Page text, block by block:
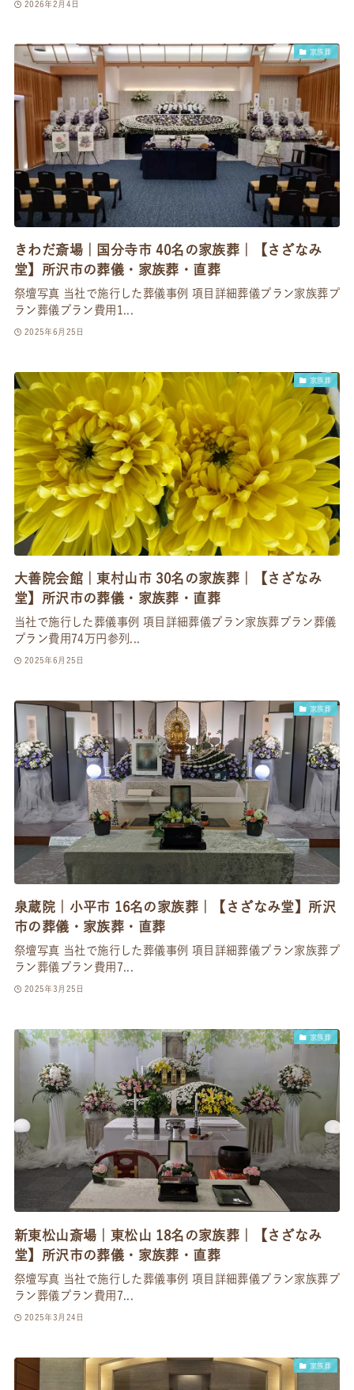
2026年2月4日
家族葬
きわだ斎場｜国分寺市 40名の家族葬｜【さざなみ
堂】所沢市の葬儀・家族葬・直葬
祭壇写真 当社で施行した葬儀事例 項目詳細葬儀プラン家族葬プ
ラン葬儀プラン費用1...
2025年6月25日
家族葬
大善院会館｜東村山市 30名の家族葬｜【さざなみ
堂】所沢市の葬儀・家族葬・直葬
当社で施行した葬儀事例 項目詳細葬儀プラン家族葬プラン葬儀
プラン費用74万円参列...
2025年6月25日
家族葬
泉蔵院｜小平市 16名の家族葬｜【さざなみ堂】所沢
市の葬儀・家族葬・直葬
祭壇写真 当社で施行した葬儀事例 項目詳細葬儀プラン家族葬プ
ラン葬儀プラン費用7...
2025年3月25日
家族葬
新東松山斎場｜東松山 18名の家族葬｜【さざなみ
堂】所沢市の葬儀・家族葬・直葬
祭壇写真 当社で施行した葬儀事例 項目詳細葬儀プラン家族葬プ
ラン葬儀プラン費用7...
2025年3月24日
家族葬